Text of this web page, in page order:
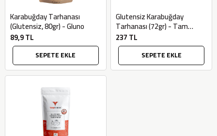
Karabuğday Tarhanası
(Glutensiz, 80gr) - Gluno
89,9 TL
SEPETE EKLE
Glutensiz Karabuğday
Tarhanası (72gr) - Tam
Tarım
237 TL
SEPETE EKLE